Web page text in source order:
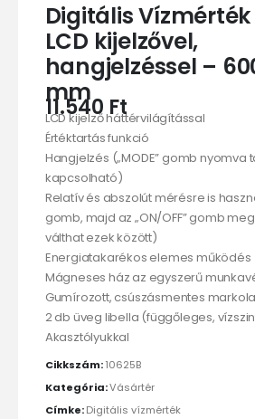
Digitális
LCD kijelzővel,
hangjelzéssel –
mm
11.540Ft
LCD kijelző háttérvilágítással
Értéktartás funkció
Hangjelzés („MODE” gomb nyomva
kapcsolható)
Relatív és abszolút mérésre is
gomb, majd az „ON/OFF” gomb
válthat ezek között)
Energiatakarékos elemes működés
Mágneses ház az egyszerű
Gumírozott, csúszásmentes
2 db üveg libella (függőleges,
Akasztólyukkal
Cikkszám:10625B
Kategória:Vásártér
Címke:Digitális vízmérték